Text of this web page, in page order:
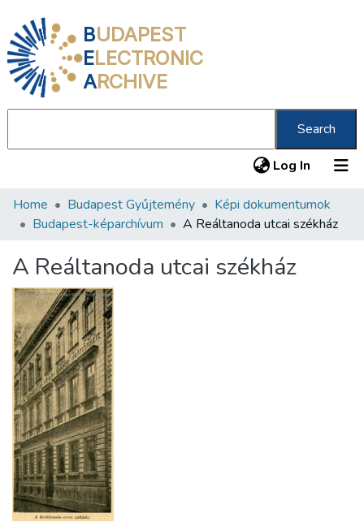
BUDAPEST
ELECTRONIC
ARCHIVE
Search
Log In (current)
Communities & Collections
Statistics
About us
Home Budapest Gyűjtemény
Képi dokumentumok
Budapest-képarchívum
A Reáltanoda utcai székház
A Reáltanoda utcai székház